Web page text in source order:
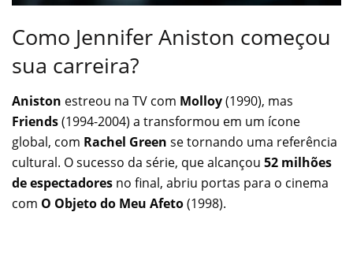
Como Jennifer Aniston começou
sua carreira?
Aniston estreou na TV com Molloy(1990), mas
Friends(1994-2004) a transformou em um ícone
global, com Rachel Green se tornando uma referência
cultural. O sucesso da série, que alcançou 52 milhões
de espectadores no final, abriu portas para o cinema
com O Objeto do Meu Afeto(1998).